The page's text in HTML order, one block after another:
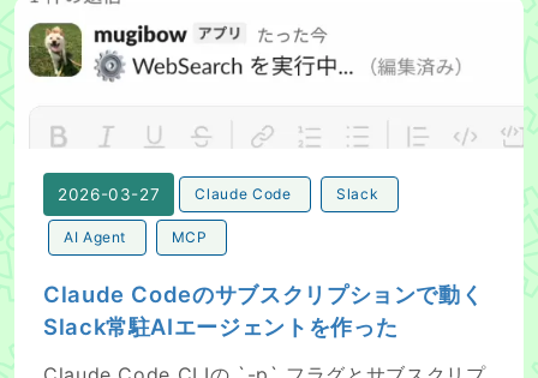
Claude Codeのサブスクリプションで動くSlack常駐AIエ
2026-03-27 Claude Code Slack
AI Agent MCP
Claude Codeのサブスクリプションで動く
Slack常駐AIエージェントを作った